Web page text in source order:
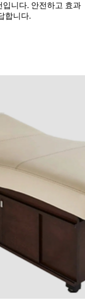
입니다. 안전하고 효과
합니다.